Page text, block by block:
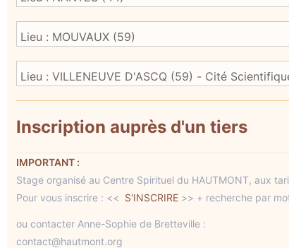
Inscription auprès d'un tiers
IMPORTANT :
Stage organisé au Centre Spirituel du HAUTMONT, aux
Pour vous inscrire : << S'INSCRIRE >> + recherche par
ou contacter Anne-Sophie de Bretteville :
contact@hautmont.org